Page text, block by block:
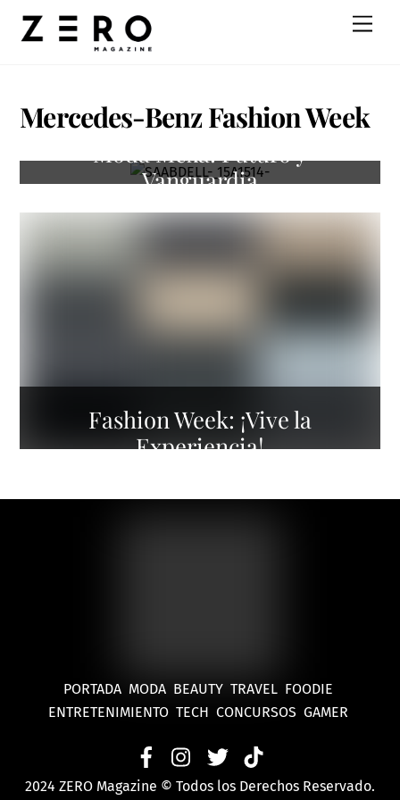
Mercedes-Benz Fashion Week
Vanguardia
Fashion Week: ¡Vive la
Experiencia!
PORTADA MODA BEAUTY TRAVEL FOODIE
ENTRETENIMIENTO TECH CONCURSOS GAMER
2024 ZERO Magazine © Todos los Derechos Reservado.